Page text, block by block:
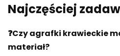
Najczęściej
❓Czy agrafki krawieckie
materiał?